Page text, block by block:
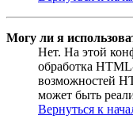
Могу ли я
Нет. На этой
обработка
возможностей
может быть
Вернуться к